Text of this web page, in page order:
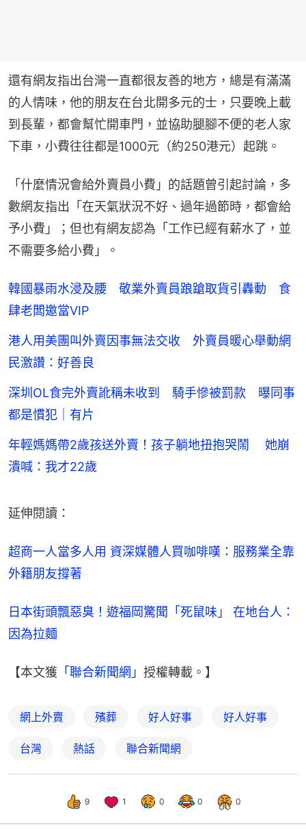
還有網友指出台灣一直都很友善的地方，總是有滿滿
的人情味，他的朋友在台北開多元的士，只要晚上載
到長輩，都會幫忙開車門，並協助腿腳不便的老人家
下車，小費往往都是1000元（約250港元）起跳。
「什麼情況會給外賣員小費」的話題曾引起討論，多
數網友指出「在天氣狀況不好、過年過節時，都會給
予小費」；但也有網友認為「工作已經有薪水了，並
不需要多給小費」。
韓國暴雨水浸及腰 敬業外賣員踉蹌取貨引轟動 食
肆老闆邀當VIP
港人用美團叫外賣因事無法交收 外賣員暖心舉動網
民激讚：好善良
深圳OL食完外賣訛稱未收到 騎手慘被罰款 曝同事
都是慣犯｜有片
年輕媽媽帶2歲孩送外賣！孩子躺地扭抱哭鬧 她崩
潰喊：我才22歲
延伸閱讀：
超商一人當多人用 資深媒體人買咖啡嘆：服務業全靠
外籍朋友撐著
日本街頭飄惡臭！遊福岡驚聞「死鼠味」 在地台人：
因為拉麵
【本文獲 「聯合新聞網」 授權轉載。】
網上外賣 殯葬 好人好事 好人好事
台灣 熱話 聯合新聞網
9 1 0 0 0